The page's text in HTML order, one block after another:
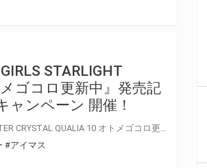
STARLIGHT
ゴコロ更新中』発売記
ンペーン 開催！
#アイマス